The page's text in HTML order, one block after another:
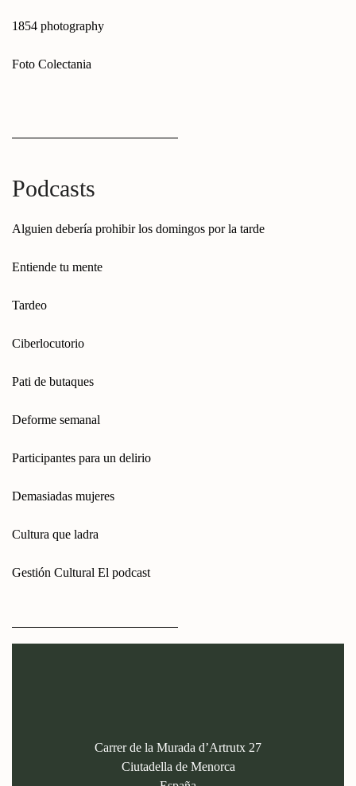
1854 photography
Foto Colectania
Podcasts
Alguien debería prohibir los domingos por la tarde
Entiende tu mente
Tardeo
Ciberlocutorio
Pati de butaques
Deforme semanal
Participantes para un delirio
Demasiadas mujeres
Cultura que ladra
Gestión Cultural El podcast
Carrer de la Murada d’Artrutx 27
Ciutadella de Menorca